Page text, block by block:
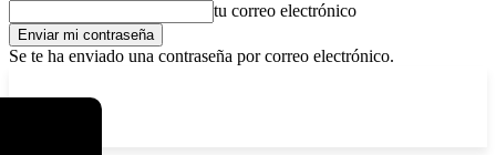
tu correo electrónico
Se te ha enviado una contraseña por correo electrónico.